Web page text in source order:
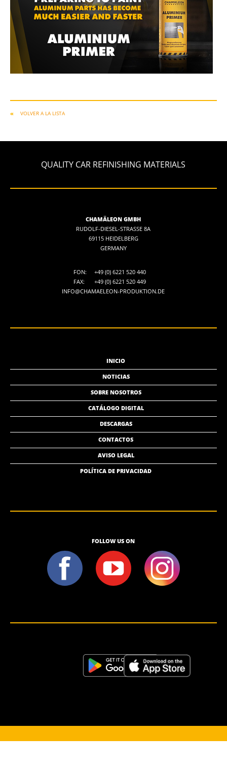
VOLVER A LA LISTA
QUALITY CAR REFINISHING MATERIALS
CHAMÄLEON GMBH
RUDOLF-DIESEL-STRASSE 8A
69115 HEIDELBERG
GERMANY
FON:
+49 (0) 6221 520 440
FAX:
+49 (0) 6221 520 449
INFO@CHAMAELEON-PRODUKTION.DE
INICIO
NOTICIAS
SOBRE NOSOTROS
CATÁLOGO DIGITAL
DESCARGAS
CONTACTOS
AVISO LEGAL
POLÍTICA DE PRIVACIDAD
FOLLOW US ON